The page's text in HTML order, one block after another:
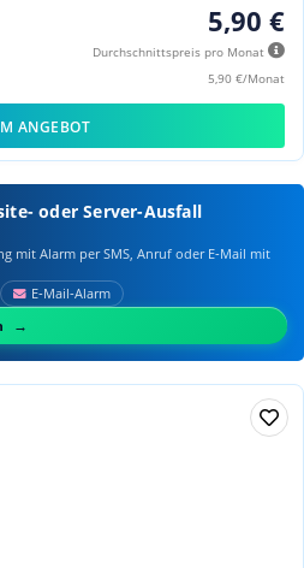
5,90 €
Durchschnittspreis pro Monat
5,90 €/Monat
ANGEBOT
oder Server-Ausfall
mit Alarm per SMS, Anruf oder E‑Mail mit
E‑Mail‑Alarm